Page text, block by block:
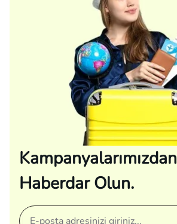
Kampanyalarımızdan
Haberdar Olun.